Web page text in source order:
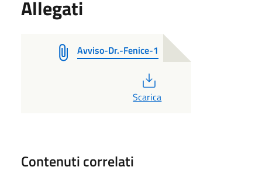
Allegati
Avviso-Dr.-Fenice-1
Scarica
Contenuti correlati